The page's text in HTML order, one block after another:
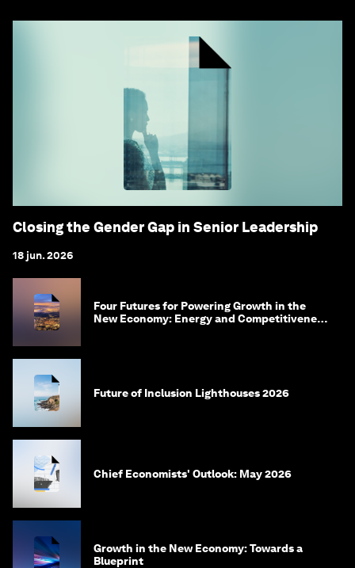
Closing the Gender Gap in Senior Leadership
18 jun. 2026
Four Futures for Powering Growth in the
New Economy: Energy and Competitiveness
Future of Inclusion Lighthouses 2026
Chief Economists' Outlook: May 2026
Growth in the New Economy: Towards a
Blueprint